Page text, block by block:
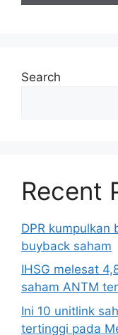
Search
Recent
DPR kumpulkan
buyback saham
IHSG melesat
saham ANTM
Ini 10 unitlink
tertinggi pada